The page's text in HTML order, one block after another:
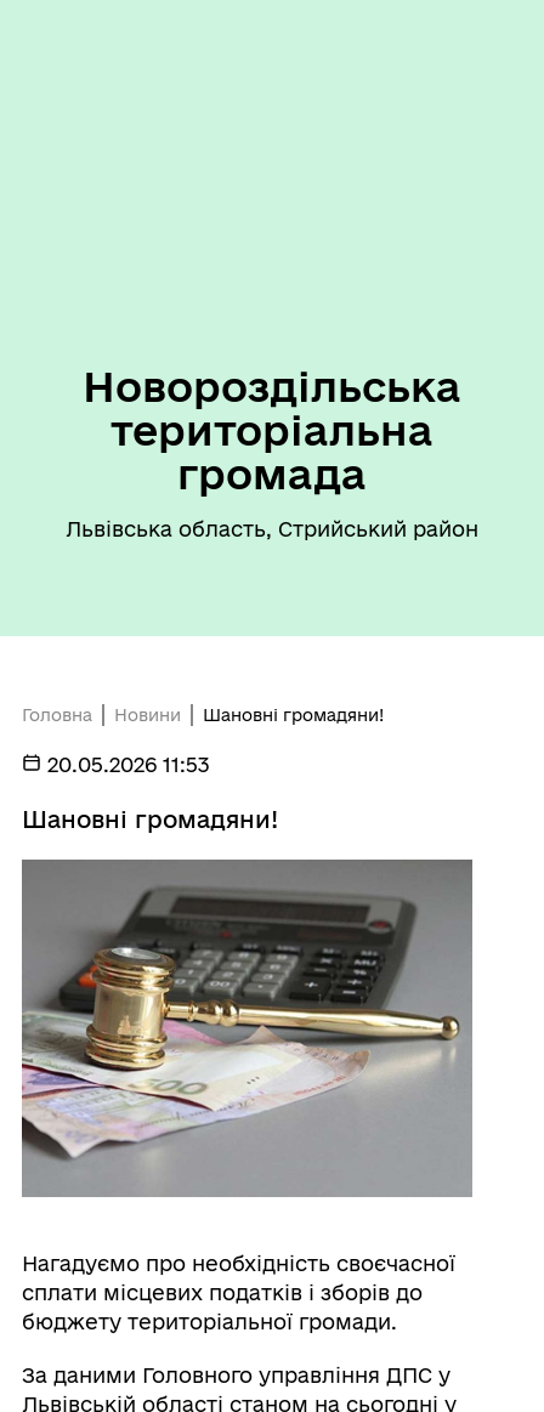
Новороздільська
територіальна
громада
Львівська область, Стрийський район
Головна Новини Шановні громадяни!
20.05.2026 11:53
Шановні громадяни!
Нагадуємо про необхідність своєчасної
сплати місцевих податків і зборів до
бюджету територіальної громади.
За даними Головного управління ДПС у
Львівській області станом на сьогодні у